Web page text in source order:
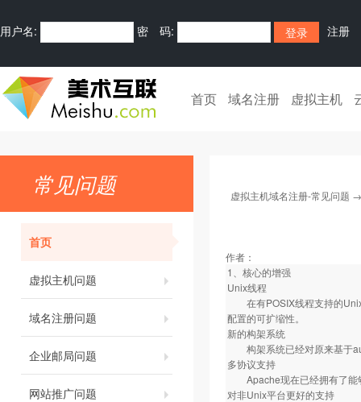
用户名: 密 码: 注册
首页 域名注册 虚拟主机
常见问题
首页
虚拟主机问题
域名注册问题
企业邮局问题
网站推广问题
虚拟主机域名注册-常见问题
作者：
1、核心的增强
Unix线程
在有POSIX线程支持的Unix
配置的可扩缩性。
新的构架系统
构架系统已经对原来基于
多协议支持
Apache现在已经拥有了能
对非Unix平台更好的支持